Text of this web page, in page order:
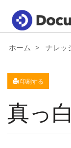
ホーム ナレッ
印刷する
真っ